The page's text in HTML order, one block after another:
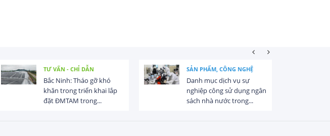
TƯ VẤN - CHỈ DẪN
Bắc Ninh: Tháo gỡ khó
khăn trong triển khai lắp
đặt ĐMTAM trong...
SẢN PHẨM, CÔNG NGHỆ
Danh mục dịch vụ sự
nghiệp công sử dụng ngân
sách nhà nước trong...